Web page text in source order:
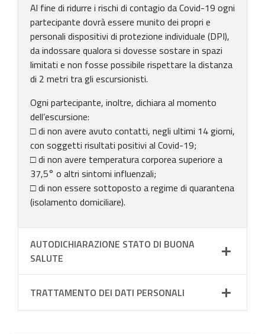
Al fine di ridurre i rischi di contagio da Covid-19 ogni
partecipante dovrà essere munito dei propri e
personali dispositivi di protezione individuale (DPI),
da indossare qualora si dovesse sostare in spazi
limitati e non fosse possibile rispettare la distanza
di 2 metri tra gli escursionisti.
Ogni partecipante, inoltre, dichiara al momento
dell’escursione:
□ di non avere avuto contatti, negli ultimi 14 giorni,
con soggetti risultati positivi al Covid-19;
□ di non avere temperatura corporea superiore a
37,5° o altri sintomi influenzali;
□ di non essere sottoposto a regime di quarantena
(isolamento domiciliare).
AUTODICHIARAZIONE STATO DI BUONA
SALUTE
TRATTAMENTO DEI DATI PERSONALI